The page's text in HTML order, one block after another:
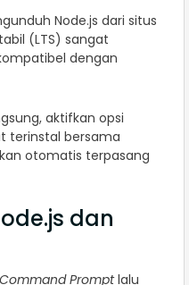
Node.js dari situs
(LTS) sangat
dengan
aktifkan opsi
terinstal bersama
otomatis terpasang
dan
Command Promptlalu